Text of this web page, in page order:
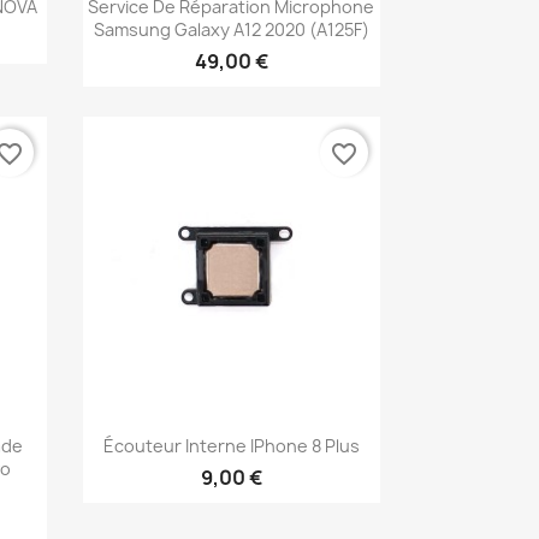
Service De Réparation Microphone
Samsung Galaxy A12 2020 (A125F)
49,00 €
Aperçu rapide
Écouteur Interne IPhone 8 Plus
9,00 €
favorite_border